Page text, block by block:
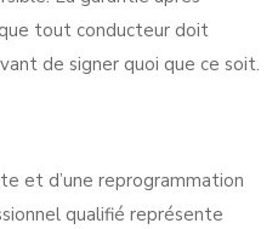
tout conducteur doit
de signer quoi que ce soit.
et d’une reprogrammation
qualifié représente